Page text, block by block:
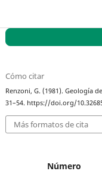
Cómo citar
Renzoni, G. (1981). Geología
31–54. https://doi.org/
Más formatos de cita
Número